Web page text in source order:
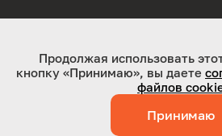
ООО "Оригинал-сервис". Все
Работает на технологиях:Jaky
Продолжая использовать
кнопку «Принимаю», вы даете
файлов
Принимаю